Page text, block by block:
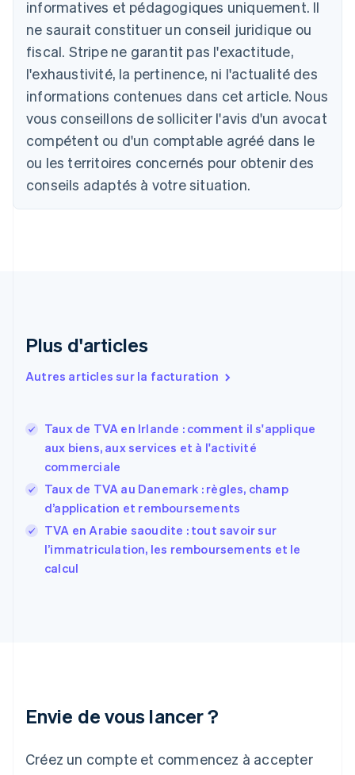
informatives et pédagogiques uniquement. Il
ne saurait constituer un conseil juridique ou
fiscal. Stripe ne garantit pas l'exactitude,
l'exhaustivité, la pertinence, ni l'actualité des
informations contenues dans cet article. Nous
vous conseillons de solliciter l'avis d'un avocat
compétent ou d'un comptable agréé dans le
ou les territoires concernés pour obtenir des
conseils adaptés à votre situation.
Plus d'articles
Autres articles sur la facturation
Taux de TVA en Irlande : comment il s'applique
aux biens, aux services et à l'activité
commerciale
Taux de TVA au Danemark : règles, champ
d’application et remboursements
TVA en Arabie saoudite : tout savoir sur
l’immatriculation, les remboursements et le
calcul
Envie de vous lancer ?
Créez un compte et commencez à accepter
Allemagne
Deutsch English
Australie
English
DeutschEnglish
Belgique
Nederlands Français English
Brésil
PortuguêsEnglish
Bulgarie
Canada
Danemark
English
Émirats arabes unis
EspañolEnglish
Estonie
États-Unis
English Español简体中文
Finlande
France
FrançaisEnglish
Gibraltar
English
Italie
Japon